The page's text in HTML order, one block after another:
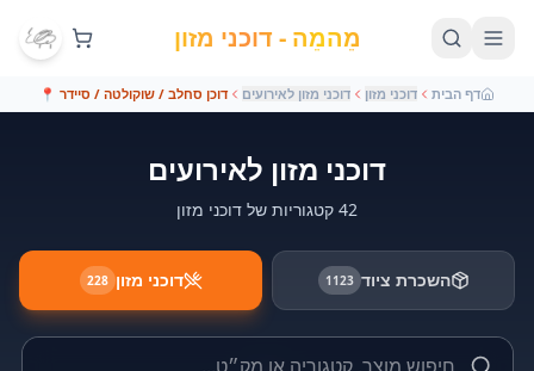
מֵהמֵה - דוכני מזון
דף הבית דוכני מזון דוכני מזון לאירועים דוכן סחלב / שוקולטה / סיידר 📍
דוכני מזון לאירועים
42 קטגוריות של דוכני מזון
השכרת ציוד 1123 דוכני מזון 228